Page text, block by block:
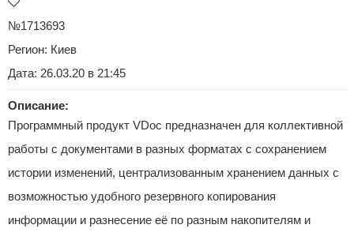
№1713693
Регион: Киев
Дата: 26.03.20 в 21:45
Описание:
Программный продукт VDoc предназначен для коллективной
работы с документами в разных форматах с сохранением
истории изменений, централизованным хранением данных с
возможностью удобного резервного копирования
информации и разнесение её по разным накопителям и